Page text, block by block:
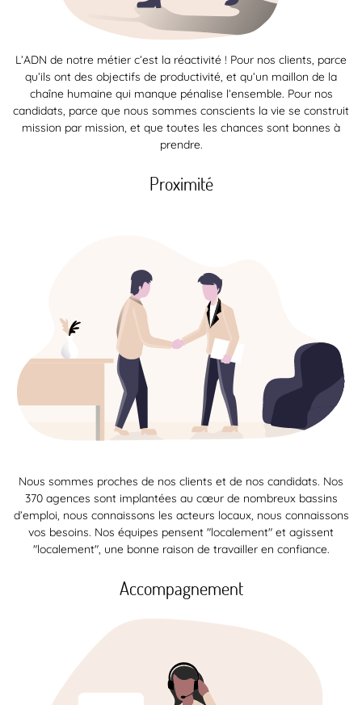
L’ADN de notre métier c’est la réactivité ! Pour nos clients, parce
qu’ils ont des objectifs de productivité, et qu’un maillon de la
chaîne humaine qui manque pénalise l’ensemble. Pour nos
candidats, parce que nous sommes conscients la vie se construit
mission par mission, et que toutes les chances sont bonnes à
prendre.
Proximité
Nous sommes proches de nos clients et de nos candidats. Nos
370 agences sont implantées au cœur de nombreux bassins
d’emploi, nous connaissons les acteurs locaux, nous connaissons
vos besoins. Nos équipes pensent "localement" et agissent
"localement", une bonne raison de travailler en confiance.
Accompagnement